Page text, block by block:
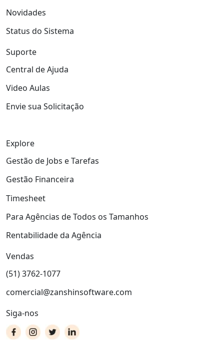
Novidades
Status do Sistema
Suporte
Central de Ajuda
Video Aulas
Envie sua Solicitação
Explore
Gestão de Jobs e Tarefas
Gestão Financeira
Timesheet
Para Agências de Todos os Tamanhos
Rentabilidade da Agência
Vendas
(51) 3762-1077
comercial@zanshinsoftware.com
Siga-nos